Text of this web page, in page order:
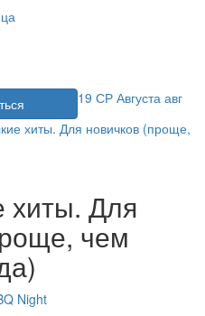
19 СР Августа авг
хиты. Для
чем
Night